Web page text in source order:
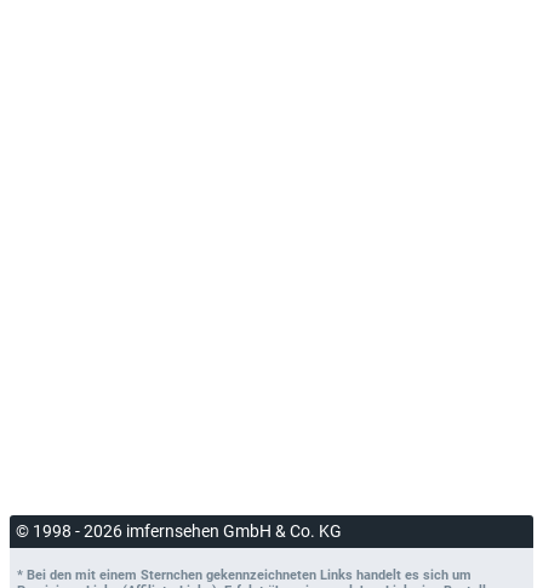
© 1998 - 2026 imfernsehen GmbH & Co. KG
* Bei den mit einem Sternchen gekennzeichneten Links handelt es sich um